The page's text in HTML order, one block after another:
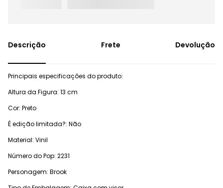
Frete Devolução
Principais especificações do produto:
Altura da Figura: 13 cm
Cor: Preto
É edição limitada?: Não
Material: Vinil
Número do Pop: 2231
Personagem: Brook